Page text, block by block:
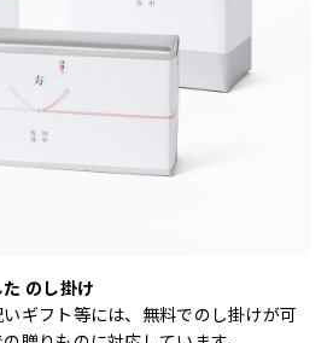
のし掛け
ギフト等には、無料でのし掛けが可